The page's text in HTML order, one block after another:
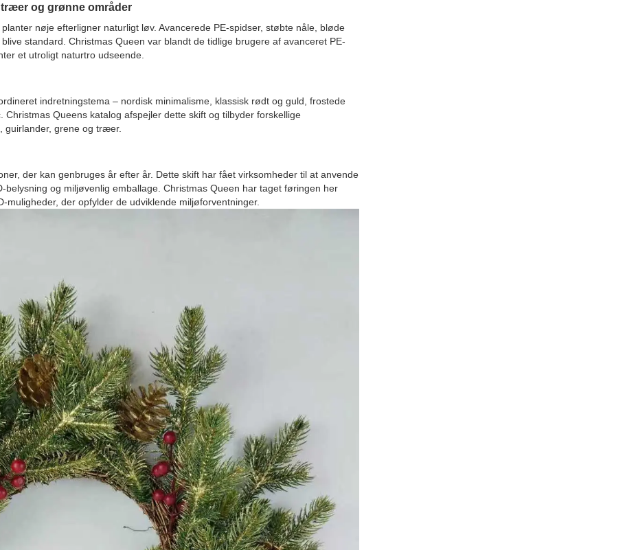
og grønne områder
nøje efterligner naturligt løv. Avancerede PE-spidser, støbte nåle, bløde
standard. Christmas Queen var blandt de tidlige brugere af avanceret PE-
et utroligt naturtro udseende.
indretningstema – nordisk minimalisme, klassisk rødt og guld, frostede
Queens katalog afspejler dette skift og tilbyder forskellige
guirlander, grene og træer.
der kan genbruges år efter år. Dette skift har fået virksomheder til at anvende
og miljøvenlig emballage. Christmas Queen har taget føringen her
der opfylder de udviklende miljøforventninger.